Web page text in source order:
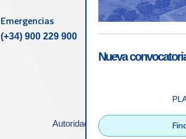
Emergencias
(+34) 900 229 900
Accesibilidad|
Autoridad Portuaria de Tarragona
Nueva